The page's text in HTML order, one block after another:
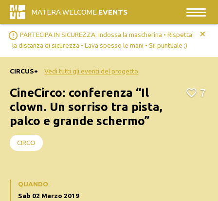
MATERA WELCOME EVENTS
error_outline PARTECIPA IN SICUREZZA: Indossa la mascherina • Rispetta
la distanza di sicurezza • Lava spesso le mani • Sii puntuale ;)
+
CIRCUS+ Vedi tutti gli eventi del progetto
CineCirco: conferenza “Il
clown. Un sorriso tra pista,
palco e grande schermo”
7
CIRCO
QUANDO
Sab 02 Marzo 2019